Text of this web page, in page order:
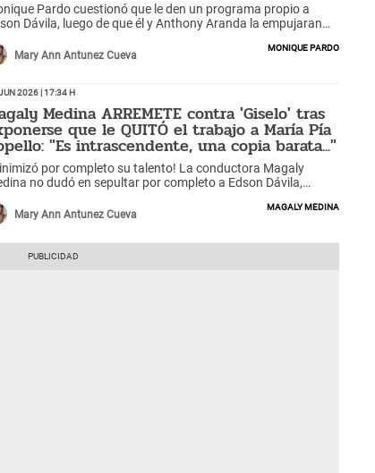
Pardo cuestionó que le den un programa propio a
Dávila, luego de que él y Anthony Aranda la empujaran
Mary Ann Antunez Cueva
Monique Pardo
2026 | 17:34 h
Medina ARREMETE contra 'Giselo' tras
que le QUITÓ el trabajo a María Pía
"Es intrascendente, una copia barata..."
por completo su talento! La conductora Magaly
no dudó en sepultar por completo a Edson Dávila,
en horario estelar de María Pía Copello. Lejos de
un mínimo de respeto por su ascenso en las
de insignificante y de ser una burda imitación de
Mary Ann Antunez Cueva
Magaly Medina